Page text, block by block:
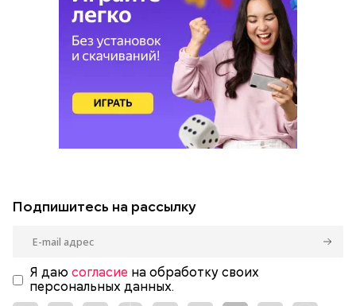
Подпишитесь на рассылку
Я даю согласие на обработку своих
персональных данных.